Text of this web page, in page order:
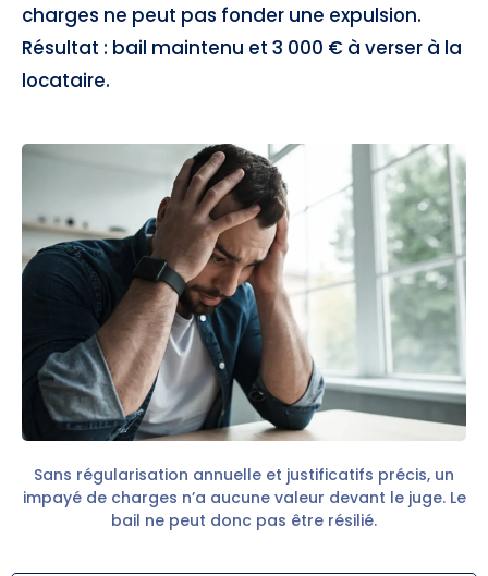
charges ne peut pas fonder une expulsion.
Résultat : bail maintenu et 3 000 € à verser à la
locataire.
Sans régularisation annuelle et justificatifs précis, un
impayé de charges n’a aucune valeur devant le juge. Le
bail ne peut donc pas être résilié.